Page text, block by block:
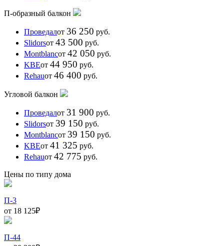
П-образный балкон
Проведалот 36 250 руб.
Slidorsот 43 500 руб.
Montblancот 42 050 руб.
KBEот 44 950 руб.
Rehauот 46 400 руб.
Угловой балкон
Проведалот 31 900 руб.
Slidorsот 39 150 руб.
Montblancот 39 150 руб.
KBEот 41 325 руб.
Rehauот 42 775 руб.
Цены по типу дома
П-3
от 18 125₽
П-44